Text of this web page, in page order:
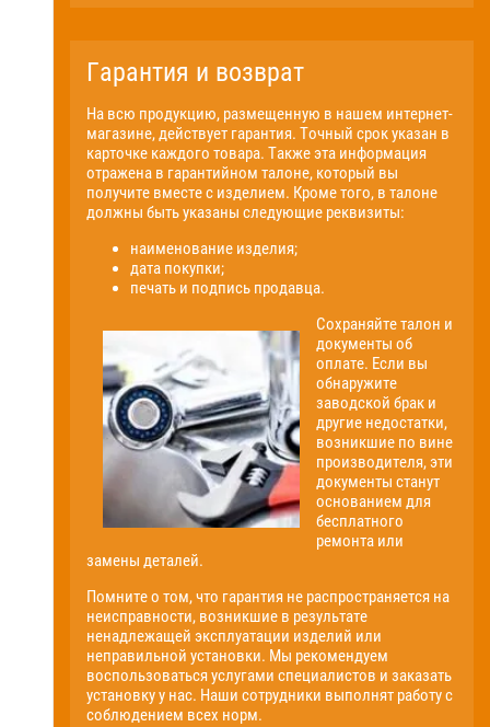
Гарантия и возврат
На всю продукцию, размещенную в нашем интернет-
магазине, действует гарантия. Точный срок указан в
карточке каждого товара. Также эта информация
отражена в гарантийном талоне, который вы
получите вместе с изделием. Кроме того, в талоне
должны быть указаны следующие реквизиты:
наименование изделия;
дата покупки;
печать и подпись продавца.
Сохраняйте талон и
документы об
оплате. Если вы
обнаружите
заводской брак и
другие недостатки,
возникшие по вине
производителя, эти
документы станут
основанием для
бесплатного
ремонта или
замены деталей.
Помните о том, что гарантия не распространяется на
неисправности, возникшие в результате
ненадлежащей эксплуатации изделий или
неправильной установки. Мы рекомендуем
воспользоваться услугами специалистов и заказать
установку у нас. Наши сотрудники выполнят работу с
соблюдением всех норм.